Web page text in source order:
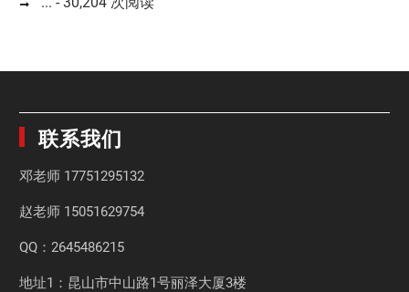
联系我们
邓老师 17751295132
赵老师 15051629754
QQ：2645486215
地址1：昆山市中山路1号丽泽大厦3楼